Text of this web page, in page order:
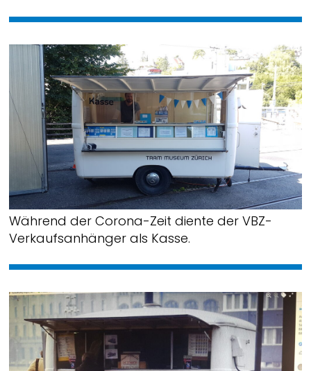
Während der Corona-Zeit diente der VBZ-
Verkaufsanhänger als Kasse.